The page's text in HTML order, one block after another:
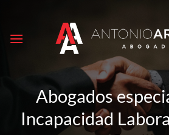
contenido
Abogados
Incapacidad